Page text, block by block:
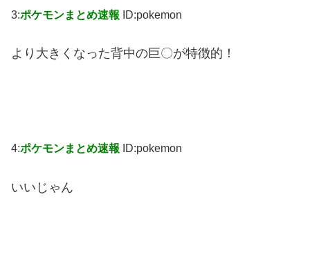
3:ポケモンまとめ速報 ID:pokemon
より大きくなった背中の巨〇が特徴的！
4:ポケモンまとめ速報 ID:pokemon
いいじゃん